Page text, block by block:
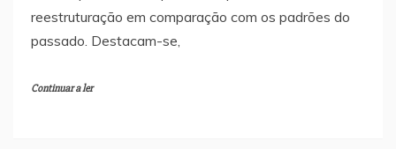
reestruturação em comparação com os padrões do
passado. Destacam-se,
Continuar a ler